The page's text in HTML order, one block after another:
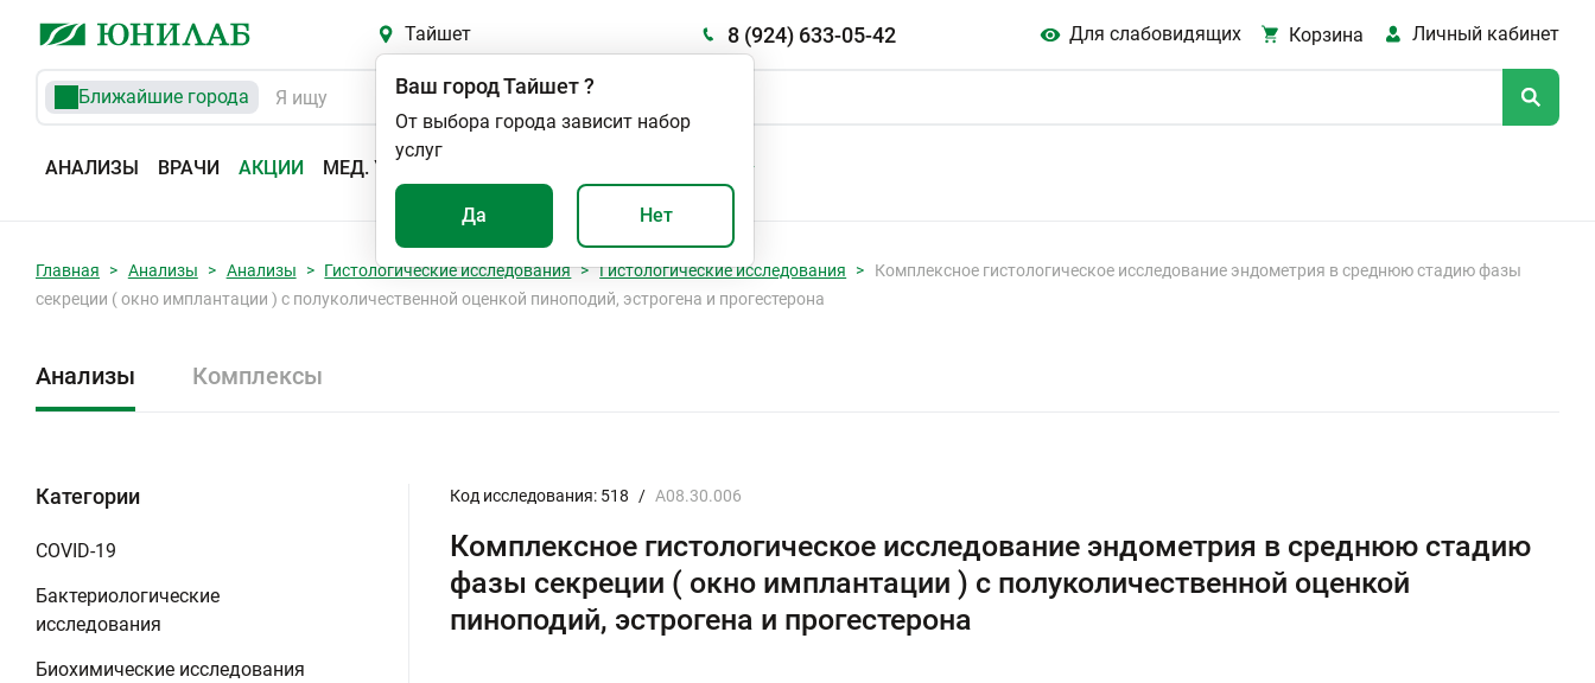
Тайшет 8 (924) 633-05-42 Для слабовидящих Корзина Личный кабинет
Ближайшие города
АНАЛИЗЫ ВРАЧИ АКЦИИ МЕД. УСЛУГИ
Ваш городТайшет?
От выбора города зависит набор
услуг
Да Нет
Главная Анализы Анализы Гистологические исследования Гистологические исследования
Комплексное гистологическое исследование эндометрия в среднюю стадию фазы
секреции ( окно имплантации ) с полуколичественной оценкой пиноподий, эстрогена и прогестерона
Анализы Комплексы
Категории
COVID-19
Бактериологические
исследования
Биохимические исследования
Код исследования: 518 / A08.30.006
Комплексное гистологическое исследование эндометрия в среднюю стадию
фазы секреции ( окно имплантации ) с полуколичественной оценкой
пиноподий, эстрогена и прогестерона